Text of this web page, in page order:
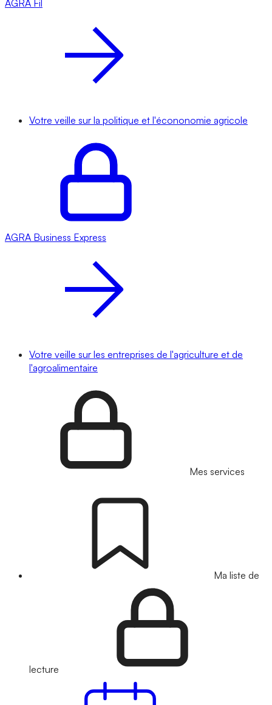
AGRA Fil
Votre veille sur la politique et l'écononomie agricole
AGRA Business Express
Votre veille sur les entreprises de l'agriculture et de
l'agroalimentaire
Mes services
Ma liste de
lecture